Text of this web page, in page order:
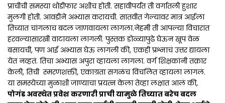
प्राचीची समस्या थोडीफार अशीच होती. सहावीपर्यंत ती वर्गातली हुशार
मुलगी होती. आवडीने अभ्यास करायची. सातवीत गेल्यावर मात्र आईला
तिच्यात चांगलाच बदल जाणवायला लागला.नेहमी ती आपल्या विचारात
हरवल्यासारखी वाटायला लागली. पुस्तक डोळ्यापुढे घेऊन खूप वेळ
बसायची, पण आई अभ्यास घेऊ लागली की, एकही प्रश्नाचं उत्तर द्यायला
येत नव्हतं. तिचा अभ्यास अपुरा व्हायला लागला. वर्ग शिक्षकांनी तक्रार
केली, तिची स्मरणशक्ती, एकाग्रता सगळंच विचलित व्हायला लागलं.
या समस्येच्या मुळाशी जाण्याचा प्रयत्न केला तेव्हा लक्षात आलं की,
पोगंड अवस्थेत प्रवेश करणारी प्राची यामुळे तिच्यात बरेच बदल